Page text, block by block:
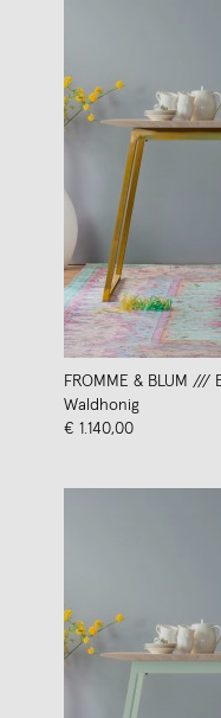
FROMME & BLUM
Waldhonig
€ 1.140,00